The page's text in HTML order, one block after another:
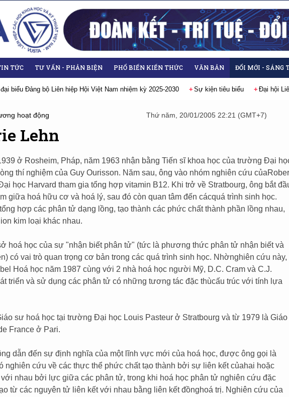
TỨC TƯ VẤN - PHẢN BIỆN PHỔ BIẾN KIẾN THỨC VĂN BẢN ĐỔI MỚI - SÁNG
biểu Đảng bộ Liên hiệp Hội Việt Nam nhiệm kỳ 2025-2030 Sự kiện tiêu biểu Đại hội
hoạt động Thứ năm, 20/01/2005 22:21 (GMT+7)
Lehn
ở Rosheim, Pháp, năm 1963 nhận bằng Tiến sĩ khoa học của trường Đại
thí nghiệm của Guy Ourisson. Năm sau, ông vào nhóm nghiên cứu
học Harvard tham gia tổng hợp vitamin B12. Khi trở về Stratbourg, ông bắt
giữa hoá hữu cơ và hoá lý, sau đó còn quan tâm đến cácquá trình sinh học.
hợp các phân tử dạng lồng, tạo thành các phức chất thành phần lồng nhau,
kim loại khác nhau.
hoá học của sự "nhận biết phân tử" (tức là phương thức phân tử nhận biết và
có vai trò quan trọng cơ bản trong các quá trình sinh học. Nhờnghiên cứu này,
Hoá học năm 1987 cùng với 2 nhà hoá học người Mỹ, D.C. Cram và C.J.
triển và sử dụng các phân tử có những tương tác đặc thùcấu trúc với tính lựa
sư hoá học tại trường Đại học Louis Pasteur ở Stratbourg và từ 1979 là Giáo
France ở Pari.
dẫn đến sự định nghĩa của một lĩnh vực mới của hoá học, được ông gọi là
nghiên cứu về các thực thể phức chất tạo thành bởi sự liên kết củahai hoặc
nhau bởi lực giữa các phân tử, trong khi hoá học phân tử nghiên cứu đặc
từ các nguyên tử liên kết với nhau bằng liên kết đồnghoá trị. Nghiên cứu của